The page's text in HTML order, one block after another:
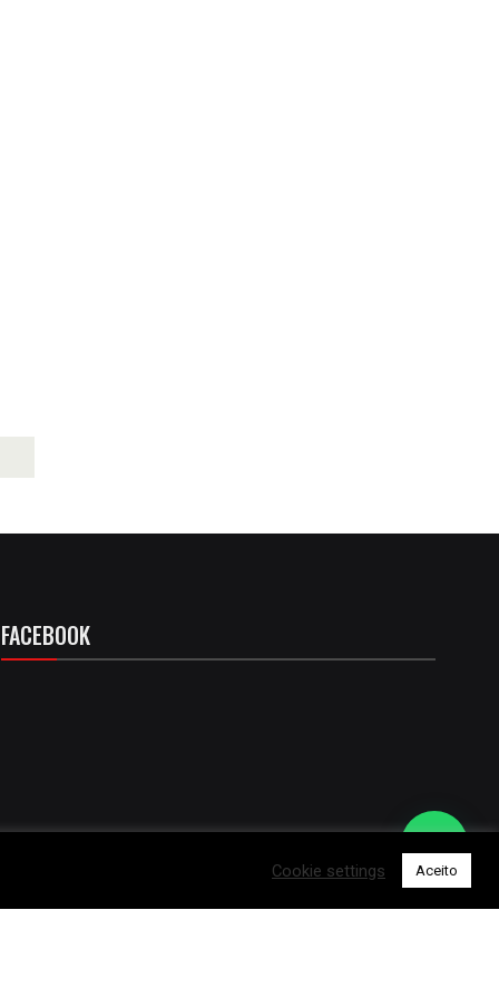
FACEBOOK
Cookie settings Aceito